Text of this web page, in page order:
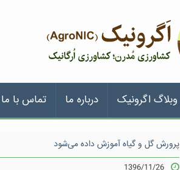
وبلاگ اگرونیک درباره ما تماس با ما
پرورش گل و گیاه آموزش داده می‌شود